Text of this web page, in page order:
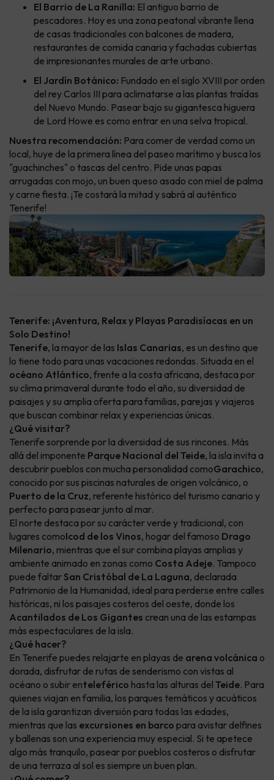
El Barrio de La Ranilla: El antiguo barrio de
pescadores. Hoy es una zona peatonal vibrante llena
de casas tradicionales con balcones de madera,
restaurantes de comida canaria y fachadas cubiertas
de impresionantes murales de arte urbano.
El Jardín Botánico: Fundado en el siglo XVIII por orden
del rey Carlos III para aclimatarse a las plantas traídas
del Nuevo Mundo. Pasear bajo su gigantesca higuera
de Lord Howe es como entrar en una selva tropical.
Nuestra recomendación: Para comer de verdad como un
local, huye de la primera línea del paseo marítimo y busca los
"guachinches" o tascas del centro. Pide unas papas
arrugadas con mojo, un buen queso asado con miel de palma
y carne fiesta. ¡Te costará la mitad y sabrá al auténtico
Tenerife!
Tenerife: ¡Aventura, Relax y Playas Paradisíacas en un
Solo Destino!
Tenerife, la mayor de las Islas Canarias, es un destino que
lo tiene todo para unas vacaciones redondas. Situada en el
océano Atlántico, frente a la costa africana, destaca por
su clima primaveral durante todo el año, su diversidad de
paisajes y su amplia oferta para familias, parejas y viajeros
que buscan combinar relax y experiencias únicas.
¿Qué visitar?
Tenerife sorprende por la diversidad de sus rincones. Más
allá del imponente Parque Nacional del Teide, la isla invita a
descubrir pueblos con mucha personalidad comoGarachico,
conocido por sus piscinas naturales de origen volcánico, o
Puerto de la Cruz, referente histórico del turismo canario y
perfecto para pasear junto al mar.
El norte destaca por su carácter verde y tradicional, con
lugares comoIcod de los Vinos, hogar del famoso Drago
Milenario, mientras que el sur combina playas amplias y
ambiente animado en zonas como Costa Adeje. Tampoco
puede faltar San Cristóbal de La Laguna, declarada
Patrimonio de la Humanidad, ideal para perderse entre calles
históricas, ni los paisajes costeros del oeste, donde los
Acantilados de Los Gigantes crean una de las estampas
más espectaculares de la isla.
¿Qué hacer?
En Tenerife puedes relajarte en playas de arena volcánica o
dorada, disfrutar de rutas de senderismo con vistas al
océano o subir enteleférico hasta las alturas del Teide. Para
quienes viajan en familia, los parques temáticos y acuáticos
de la isla garantizan diversión para todas las edades,
mientras que las excursiones en barco para avistar delfines
y ballenas son una experiencia muy especial. Si te apetece
algo más tranquilo, pasear por pueblos costeros o disfrutar
de una terraza al sol es siempre un buen plan.